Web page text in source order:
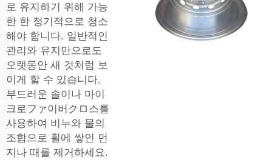
로 유지하기 위해 가능
한 한 정기적으로 청소
해야 합니다. 일반적인
관리와 유지만으로도
오랫동안 새 것처럼 보
이게 할 수 있습니다.
부드러운 솔이나 마이
크로ファ이버クロ스를
사용하여 비누와 물의
조합으로 휠에 쌓인 먼
지나 때를 제거하세요.